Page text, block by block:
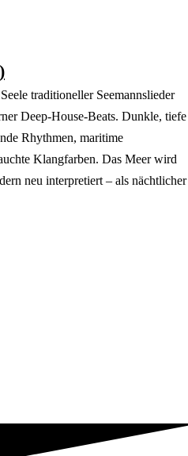
traditioneller Seemannslieder
Deep-House-Beats. Dunkle, tiefe
Rhythmen, maritime
Klangfarben. Das Meer wird
neu interpretiert – als nächtlicher